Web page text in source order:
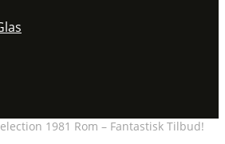
1981 Rom – Fantastisk Tilbud!